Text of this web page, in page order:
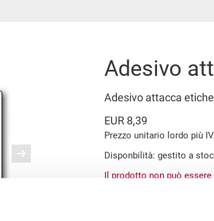
Adesivo
Adesivo attacca
EUR 8,39
Prezzo unitario lordo più
Disponbilità: gestito a
Il prodotto non può